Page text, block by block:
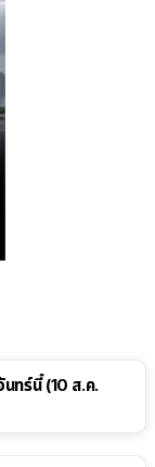
ทร์นี้ (10 ส.ค.